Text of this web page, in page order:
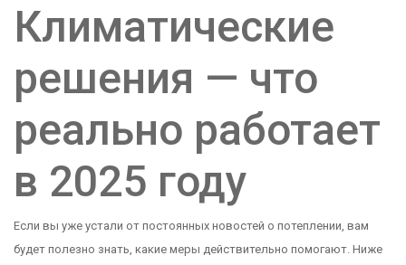
Климатические
решения — что
реально работает
в 2025 году
Если вы уже устали от постоянных новостей о потеплении, вам
будет полезно знать, какие меры действительно помогают. Ниже